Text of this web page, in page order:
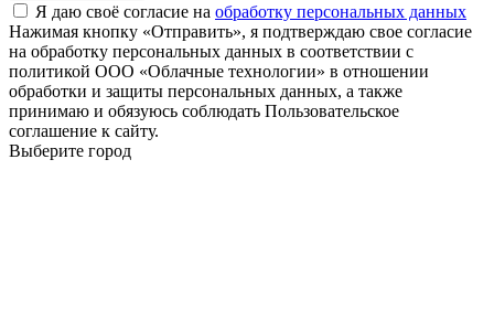
Я даю своё согласие на обработку персональных данных
Нажимая кнопку «Отправить», я подтверждаю свое согласие
на обработку персональных данных в соответствии с
политикой ООО «Облачные технологии» в отношении
обработки и защиты персональных данных, а также
принимаю и обязуюсь соблюдать Пользовательское
соглашение к сайту.
Выберите город